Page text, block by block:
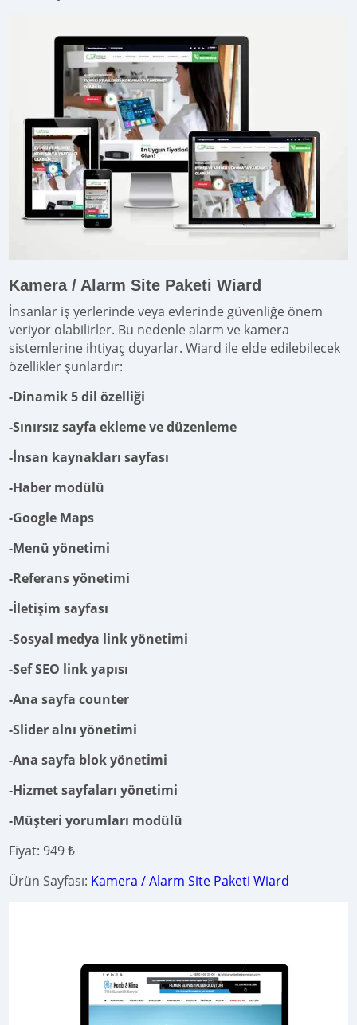
Kamera / Alarm Site Paketi Wiard
İnsanlar iş yerlerinde veya evlerinde güvenliğe önem
veriyor olabilirler. Bu nedenle alarm ve kamera
sistemlerine ihtiyaç duyarlar. Wiard ile elde edilebilecek
özellikler şunlardır:
-Dinamik 5 dil özelliği
-Sınırsız sayfa ekleme ve düzenleme
-İnsan kaynakları sayfası
-Haber modülü
-Google Maps
-Menü yönetimi
-Referans yönetimi
-İletişim sayfası
-Sosyal medya link yönetimi
-Sef SEO link yapısı
-Ana sayfa counter
-Slider alnı yönetimi
-Ana sayfa blok yönetimi
-Hizmet sayfaları yönetimi
-Müşteri yorumları modülü
Fiyat: 949 ₺
Ürün Sayfası: Kamera / Alarm Site Paketi Wiard